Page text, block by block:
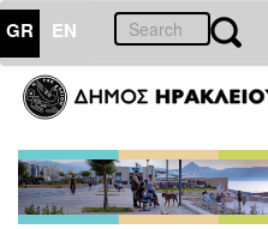
GR EN
ΔΗΜΟΣ
Δελτία
Τύπου
Αρχείο